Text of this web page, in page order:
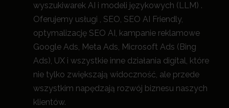
wyszukiwarek AI i modeli językowych (LLM) .
Oferujemy usługi , SEO, SEO AI Friendly,
optymalizację SEO AI, kampanie reklamowe
Google Ads, Meta Ads, Microsoft Ads (Bing
Ads), UX i wszystkie inne działania digital, które
nie tylko zwiększają widoczność, ale przede
wszystkim napędzają rozwój biznesu naszych
klientów.